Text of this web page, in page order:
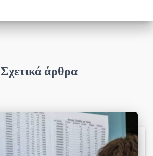
Σχετικά άρθρα